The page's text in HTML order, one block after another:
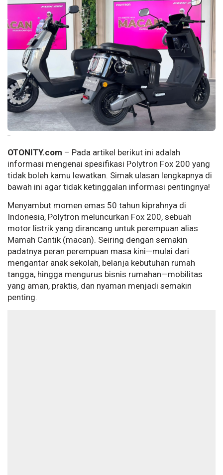
--
OTONITY.com – Pada artikel berikut ini adalah
informasi mengenai spesifikasi Polytron Fox 200 yang
tidak boleh kamu lewatkan. Simak ulasan lengkapnya di
bawah ini agar tidak ketinggalan informasi pentingnya!
Menyambut momen emas 50 tahun kiprahnya di
Indonesia, Polytron meluncurkan Fox 200, sebuah
motor listrik yang dirancang untuk perempuan alias
Mamah Cantik (macan). Seiring dengan semakin
padatnya peran perempuan masa kini—mulai dari
mengantar anak sekolah, belanja kebutuhan rumah
tangga, hingga mengurus bisnis rumahan—mobilitas
yang aman, praktis, dan nyaman menjadi semakin
penting.